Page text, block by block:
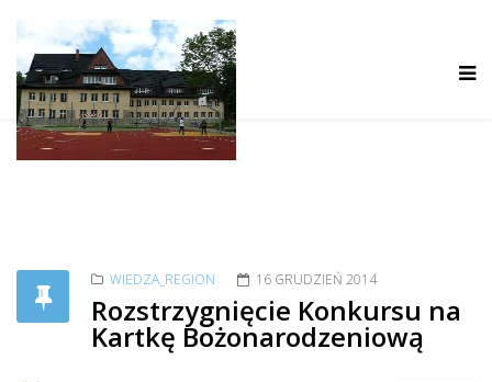
WIEDZA_REGION 16 GRUDZIEŃ 2014
Rozstrzygnięcie Konkursu na
Kartkę Bożonarodzeniową